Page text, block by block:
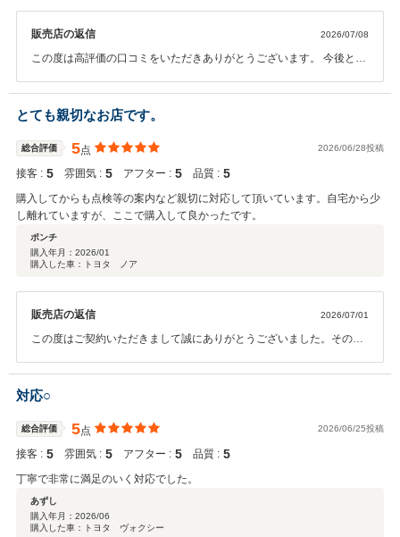
販売店の返信 2026/07/08
この度は高評価の口コミをいただきありがとうございます。 今後とも
引き続きよろしくお願い致します。
とても親切なお店です。
総合評価 5点 2026/06/28投稿
接客 : 5 雰囲気 : 5 アフター : 5 品質 : 5
購入してからも点検等の案内など親切に対応して頂いています。自宅から少
し離れていますが、ここで購入して良かったです。
ポンチ
購入年月： 2026/01
購入した車：トヨタ ノア
販売店の返信 2026/07/01
この度はご契約いただきまして誠にありがとうございました。その後
きまして、社員一同心から感謝しております。弊社ではピカピカのお
車をお客様に見て頂きたく、毎朝社員全員で洗車を行っております。
ぞ宜しくお願い致します。
対応○
総合評価 5点 2026/06/25投稿
接客 : 5 雰囲気 : 5 アフター : 5 品質 : 5
丁寧で非常に満足のいく対応でした。
あずし
購入年月： 2026/06
購入した車：トヨタ ヴォクシー